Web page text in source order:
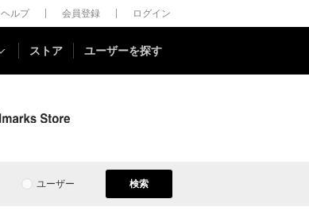
ヘルプ 会員登録 ログイン
ストア ユーザーを探す
ユーザー 検索